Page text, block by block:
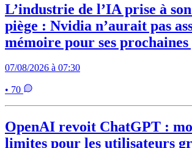
L’industrie de l’IA prise à
piège : Nvidia n’aurait pas
mémoire pour ses prochaines
07/08/2026 à 07:30
• 70
OpenAI revoit ChatGPT :
limites pour les utilisateurs